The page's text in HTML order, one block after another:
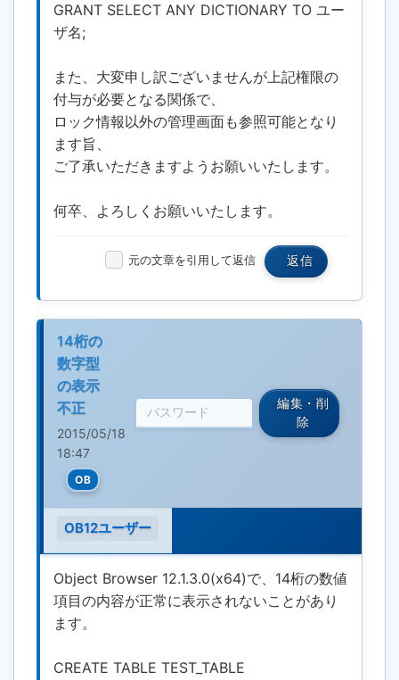
GRANT SELECT ANY DICTIONARY TO ユー
ザ名;
また、大変申し訳ございませんが上記権限の
付与が必要となる関係で、
ロック情報以外の管理画面も参照可能となり
ます旨、
ご了承いただきますようお願いいたします。
何卒、よろしくお願いいたします。
元の文章を引用して返信 返信
14桁の
数字型
の表示
不正
2015/05/18
18:47
OB
編集・削
除
OB12ユーザー
Object Browser 12.1.3.0(x64)で、14桁の数値
項目の内容が正常に表示されないことがあり
ます。
CREATE TABLE TEST_TABLE